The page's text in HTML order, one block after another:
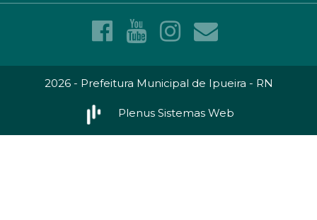
2026 - Prefeitura Municipal de Ipueira - RN
Plenus Sistemas Web